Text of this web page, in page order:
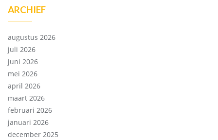
ARCHIEF
augustus 2026
juli 2026
juni 2026
mei 2026
april 2026
maart 2026
februari 2026
januari 2026
december 2025